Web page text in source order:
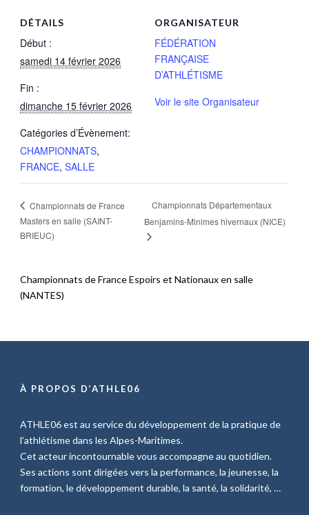
DÉTAILS
Début :
samedi 14 février 2026
Fin :
dimanche 15 février 2026
Catégories d’Évènement:
CHAMPIONNATS,
FRANCE, SALLE
ORGANISATEUR
FÉDÉRATION
FRANÇAISE
D’ATHLÉTISME
Voir le site Organisateur
Championnats de France
Masters en salle (SAINT-
BRIEUC)
Championnats Départementaux
Benjamins-Minimes hivernaux (NICE)
Championnats de France Espoirs et Nationaux en salle
(NANTES)
À PROPOS D’ATHLE06
ATHLE06 est au service du développement de la pratique de
l’athlétisme dans les Alpes-Maritimes.
Cet acteur incontournable vous accompagne au quotidien.
Ses actions sont dirigées vers la performance, la jeunesse, la
formation, le développement durable, la santé, la solidarité, …